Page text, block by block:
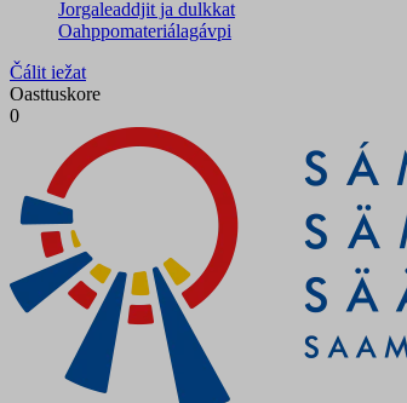
Jorgaleaddjit ja dulkkat
Oahppomateriálagávpi
Čálit iežat
Oasttuskore
0